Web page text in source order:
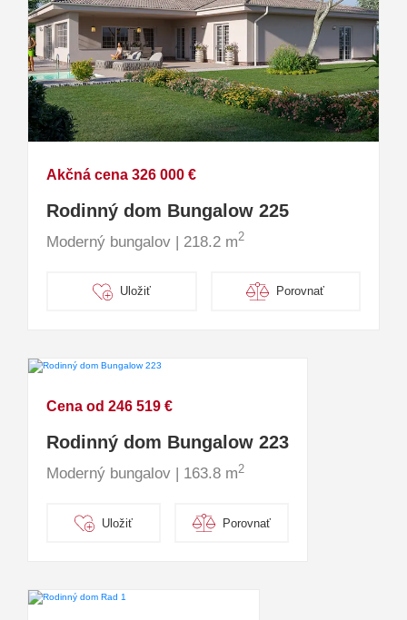
Akčná cena 326 000 €
Rodinný dom Bungalow 225
Moderný bungalov | 218.2 m2
Uložiť Porovnať
Cena od 246 519 €
Rodinný dom Bungalow 223
Moderný bungalov | 163.8 m2
Uložiť Porovnať